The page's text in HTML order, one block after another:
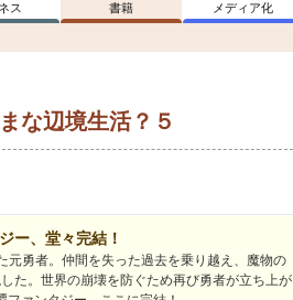
ス 書籍 メディア化
な辺境生活？５
ー、堂々完結！
元勇者。仲間を失った過去を乗り越え、魔物の
た。世界の崩壊を防ぐため再び勇者が立ち上が